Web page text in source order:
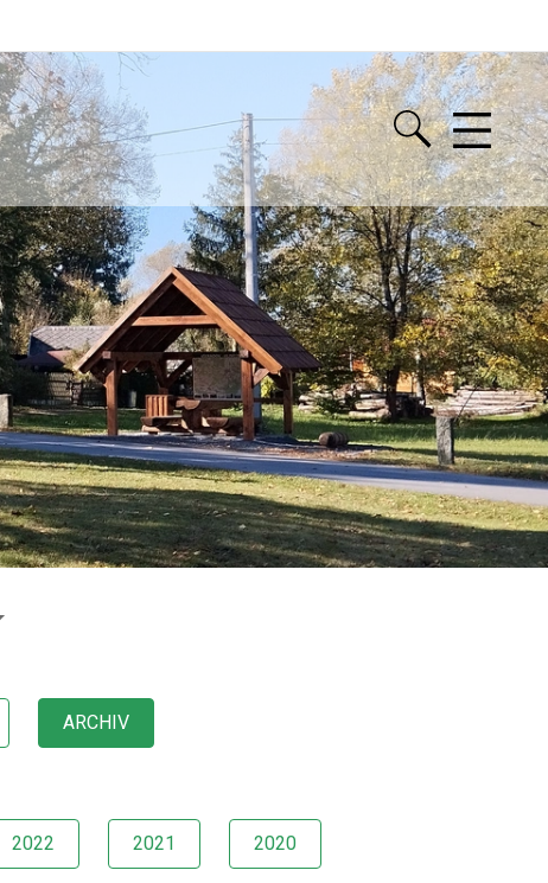
ARCHIV
2022 2021 2020